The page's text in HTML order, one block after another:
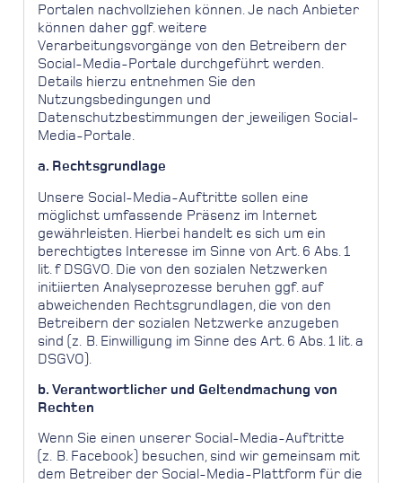
Portalen nachvollziehen können. Je nach Anbieter
können daher ggf. weitere
Verarbeitungsvorgänge von den Betreibern der
Social-Media-Portale durchgeführt werden.
Details hierzu entnehmen Sie den
Nutzungsbedingungen und
Datenschutzbestimmungen der jeweiligen Social-
Media-Portale.
a. Rechtsgrundlage
Unsere Social-Media-Auftritte sollen eine
möglichst umfassende Präsenz im Internet
gewährleisten. Hierbei handelt es sich um ein
berechtigtes Interesse im Sinne von Art. 6 Abs. 1
lit. f DSGVO. Die von den sozialen Netzwerken
initiierten Analyseprozesse beruhen ggf. auf
abweichenden Rechtsgrundlagen, die von den
Betreibern der sozialen Netzwerke anzugeben
sind (z. B. Einwilligung im Sinne des Art. 6 Abs. 1 lit. a
DSGVO).
b. Verantwortlicher und Geltendmachung von
Rechten
Wenn Sie einen unserer Social-Media-Auftritte
(z. B. Facebook) besuchen, sind wir gemeinsam mit
dem Betreiber der Social-Media-Plattform für die